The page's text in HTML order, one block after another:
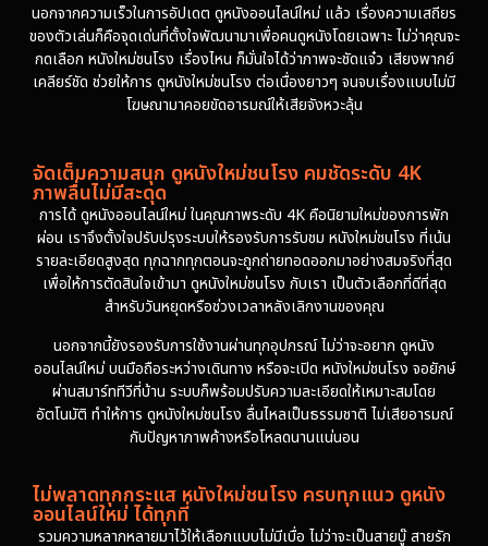
นอกจากความเร็วในการอัปเดต ดูหนังออนไลน์ใหม่ แล้ว เรื่องความเสถียร
ของตัวเล่นก็คือจุดเด่นที่ตั้งใจพัฒนามาเพื่อคนดูหนังโดยเฉพาะ ไม่ว่าคุณจะ
กดเลือก หนังใหม่ชนโรง เรื่องไหน ก็มั่นใจได้ว่าภาพจะชัดแจ๋ว เสียงพากย์
เคลียร์ชัด ช่วยให้การ ดูหนังใหม่ชนโรง ต่อเนื่องยาวๆ จนจบเรื่องแบบไม่มี
โฆษณามาคอยขัดอารมณ์ให้เสียจังหวะลุ้น
จัดเต็มความสนุก ดูหนังใหม่ชนโรง คมชัดระดับ 4K
ภาพลื่นไม่มีสะดุด
การได้ ดูหนังออนไลน์ใหม่ ในคุณภาพระดับ 4K คือนิยามใหม่ของการพัก
ผ่อน เราจึงตั้งใจปรับปรุงระบบให้รองรับการรับชม หนังใหม่ชนโรง ที่เน้น
รายละเอียดสูงสุด ทุกฉากทุกตอนจะถูกถ่ายทอดออกมาอย่างสมจริงที่สุด
เพื่อให้การตัดสินใจเข้ามา ดูหนังใหม่ชนโรง กับเรา เป็นตัวเลือกที่ดีที่สุด
สำหรับวันหยุดหรือช่วงเวลาหลังเลิกงานของคุณ
นอกจากนี้ยังรองรับการใช้งานผ่านทุกอุปกรณ์ ไม่ว่าจะอยาก ดูหนัง
ออนไลน์ใหม่ บนมือถือระหว่างเดินทาง หรือจะเปิด หนังใหม่ชนโรง จอยักษ์
ผ่านสมาร์ททีวีที่บ้าน ระบบก็พร้อมปรับความละเอียดให้เหมาะสมโดย
อัตโนมัติ ทำให้การ ดูหนังใหม่ชนโรง ลื่นไหลเป็นธรรมชาติ ไม่เสียอารมณ์
กับปัญหาภาพค้างหรือโหลดนานแน่นอน
ไม่พลาดทุกกระแส หนังใหม่ชนโรง ครบทุกแนว ดูหนัง
ออนไลน์ใหม่ ได้ทุกที่
รวมความหลากหลายมาไว้ให้เลือกแบบไม่มีเบื่อ ไม่ว่าจะเป็นสายบู๊ สายรัก